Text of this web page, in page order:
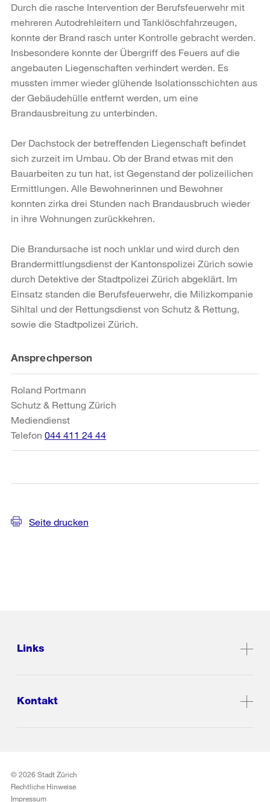
Durch die rasche Intervention der Berufsfeuerwehr mit
mehreren Autodrehleitern und Tanklöschfahrzeugen,
konnte der Brand rasch unter Kontrolle gebracht werden.
Insbesondere konnte der Übergriff des Feuers auf die
angebauten Liegenschaften verhindert werden. Es
mussten immer wieder glühende Isolationsschichten aus
der Gebäudehülle entfernt werden, um eine
Brandausbreitung zu unterbinden.
Der Dachstock der betreffenden Liegenschaft befindet
sich zurzeit im Umbau. Ob der Brand etwas mit den
Bauarbeiten zu tun hat, ist Gegenstand der polizeilichen
Ermittlungen. Alle Bewohnerinnen und Bewohner
konnten zirka drei Stunden nach Brandausbruch wieder
in ihre Wohnungen zurückkehren.
Die Brandursache ist noch unklar und wird durch den
Brandermittlungsdienst der Kantonspolizei Zürich sowie
durch Detektive der Stadtpolizei Zürich abgeklärt. Im
Einsatz standen die Berufsfeuerwehr, die Milizkompanie
Sihltal und der Rettungsdienst von Schutz & Rettung,
sowie die Stadtpolizei Zürich.
Weitere
Informationen
Ansprechperson
Roland Portmann
Schutz & Rettung Zürich
Mediendienst
Telefon 044 411 24 44
Seite drucken
Links
Kontakt
© 2026 Stadt Zürich
Rechtliche Hinweise
Impressum